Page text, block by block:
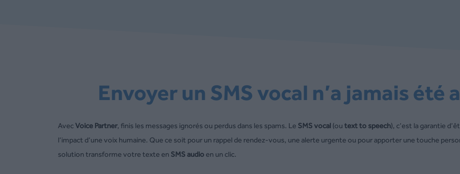
Envoyer un SMS vocal n’a jamais été
AvecVoice Partner, finis les messages ignorés ou perdus dans les spams. Le SMS vocal (ou text to speech), c’est la garantie
l’impact d’une voix humaine. Que ce soit pour un rappel de rendez-vous, une alerte urgente ou pour apporter une touche
solution transforme votre texte en SMS audio en un clic.